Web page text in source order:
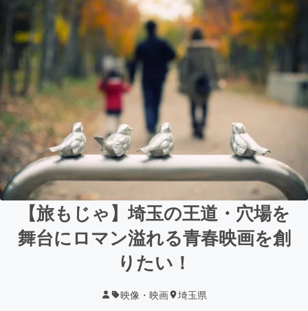
【旅もじゃ】埼玉の王道・穴場を
舞台にロマン溢れる青春映画を創
りたい！
映像・映画 埼玉県